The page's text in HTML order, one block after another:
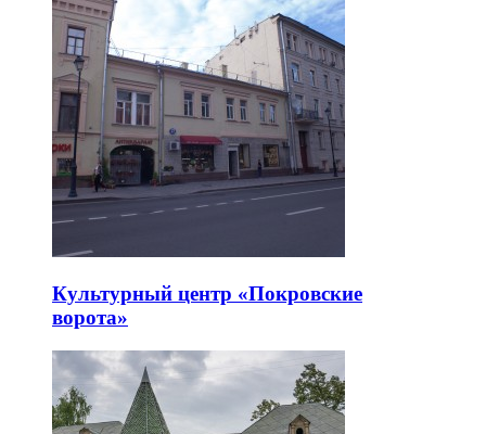
Культурный центр «Покровские
ворота»